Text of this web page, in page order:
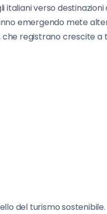
italiani verso
emergendo mete
che registrano crescite
del turismo